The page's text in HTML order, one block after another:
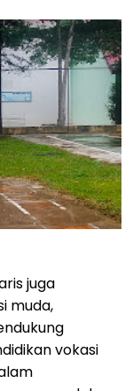
juga
muda,
vokasi